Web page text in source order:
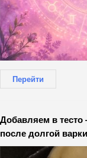
Перейти
Добавляем в
после долгой